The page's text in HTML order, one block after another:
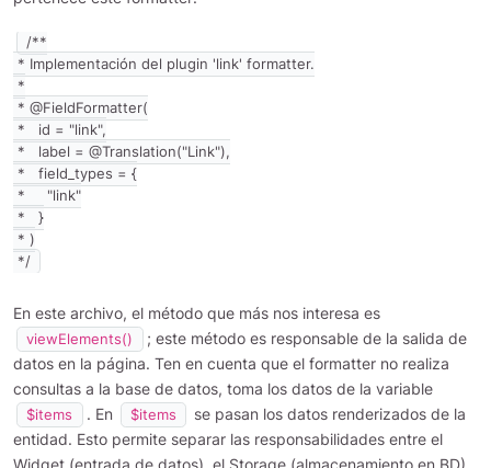
/**
*/
En este archivo, el método que más nos interesa es
viewElements()
; este método es responsable de la salida de
datos en la página. Ten en cuenta que el formatter no realiza
consultas a la base de datos, toma los datos de la variable
$items . En $items
se pasan los datos renderizados de la
entidad. Esto permite separar las responsabilidades entre el